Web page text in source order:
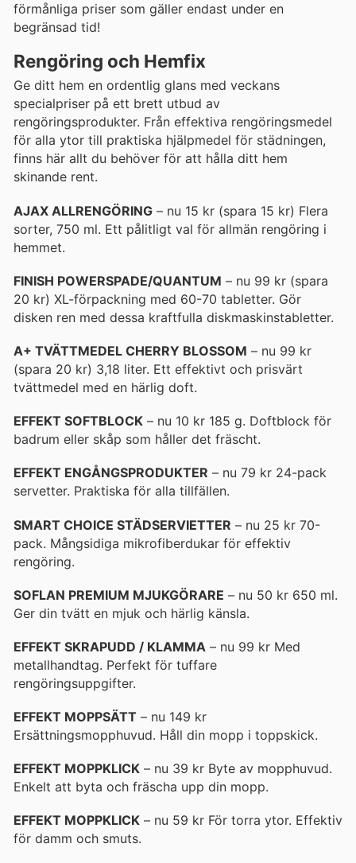
förmånliga priser som gäller endast under en
begränsad tid!
Rengöring och Hemfix
Ge ditt hem en ordentlig glans med veckans
specialpriser på ett brett utbud av
rengöringsprodukter. Från effektiva rengöringsmedel
för alla ytor till praktiska hjälpmedel för städningen,
finns här allt du behöver för att hålla ditt hem
skinande rent.
AJAX ALLRENGÖRING – nu 15 kr (spara 15 kr) Flera
sorter, 750 ml. Ett pålitligt val för allmän rengöring i
hemmet.
FINISH POWERSPADE/QUANTUM – nu 99 kr (spara
20 kr) XL-förpackning med 60-70 tabletter. Gör
disken ren med dessa kraftfulla diskmaskinstabletter.
A+ TVÄTTMEDEL CHERRY BLOSSOM – nu 99 kr
(spara 20 kr) 3,18 liter. Ett effektivt och prisvärt
tvättmedel med en härlig doft.
EFFEKT SOFTBLOCK – nu 10 kr 185 g. Doftblock för
badrum eller skåp som håller det fräscht.
EFFEKT ENGÅNGSPRODUKTER – nu 79 kr 24-pack
servetter. Praktiska för alla tillfällen.
SMART CHOICE STÄDSERVIETTER – nu 25 kr 70-
pack. Mångsidiga mikrofiberdukar för effektiv
rengöring.
SOFLAN PREMIUM MJUKGÖRARE – nu 50 kr 650 ml.
Ger din tvätt en mjuk och härlig känsla.
EFFEKT SKRAPUDD / KLAMMA – nu 99 kr Med
metallhandtag. Perfekt för tuffare
rengöringsuppgifter.
EFFEKT MOPPSÄTT – nu 149 kr
Ersättningsmopphuvud. Håll din mopp i toppskick.
EFFEKT MOPPKLICK – nu 39 kr Byte av mopphuvud.
Enkelt att byta och fräscha upp din mopp.
EFFEKT MOPPKLICK – nu 59 kr För torra ytor. Effektiv
för damm och smuts.